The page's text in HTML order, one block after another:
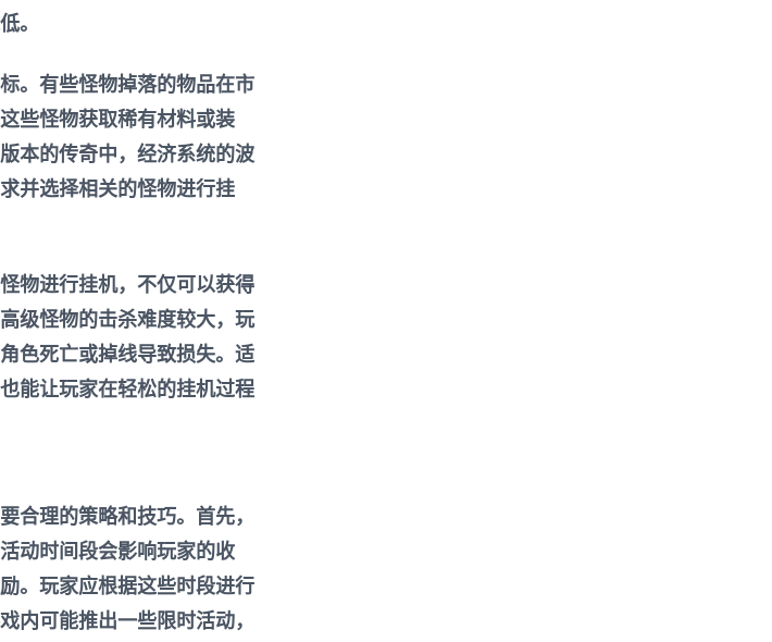
。
。有些怪物掉落的物品在市
些怪物获取稀有材料或装
本的传奇中，经济系统的波
并选择相关的怪物进行挂
物进行挂机，不仅可以获得
级怪物的击杀难度较大，玩
色死亡或掉线导致损失。适
能让玩家在轻松的挂机过程
合理的策略和技巧。首先，
动时间段会影响玩家的收
。玩家应根据这些时段进行
内可能推出一些限时活动，